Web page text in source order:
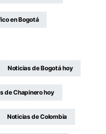
en Bogotá
Noticias de Bogotá hoy
de Chapinero hoy
Noticias de Colombia